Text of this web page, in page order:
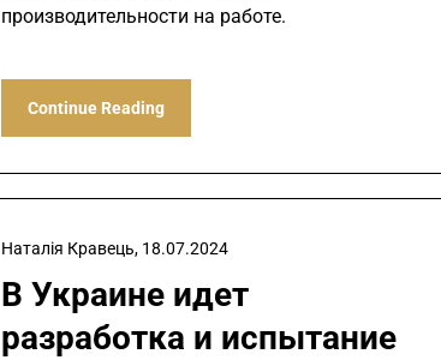
производительности на работе.
Continue Reading
В Украине идет
разработка и испытание
Наталія Кравець, 18.07.2024